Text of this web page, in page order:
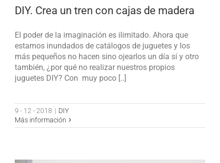
DIY. Crea un tren con cajas de madera
El poder de la imaginación es ilimitado. Ahora que
estamos inundados de catálogos de juguetes y los
más pequeños no hacen sino ojearlos un día sí y otro
también, ¿por qué no realizar nuestros propios
juguetes DIY? Con muy poco [..]
9 - 12 - 2018 | DIY
Más información